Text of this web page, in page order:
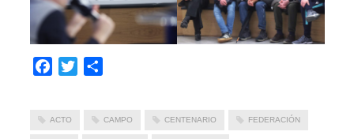
Facebook
Twitter
ACTO CAMPO CENTENARIO FEDERACIÓN